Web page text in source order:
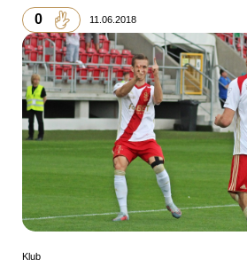
0 11.06.2018
Klub